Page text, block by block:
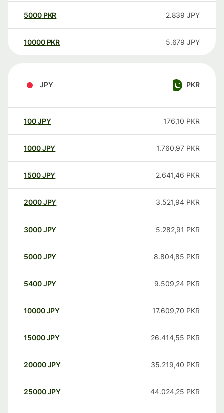
5000 PKR 2.839 JPY
10000 PKR 5.679 JPY
JPY PKR
100JPY 176,10 PKR
1000JPY 1.760,97 PKR
1500JPY 2.641,46 PKR
2000JPY 3.521,94 PKR
3000JPY 5.282,91 PKR
5000JPY 8.804,85 PKR
5400JPY 9.509,24 PKR
10000 JPY 17.609,70 PKR
15000 JPY 26.414,55 PKR
20000 JPY 35.219,40 PKR
25000 JPY 44.024,25 PKR